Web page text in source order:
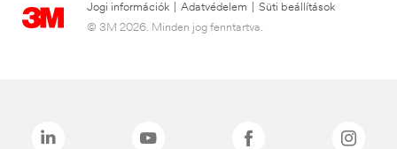
Jogi információk Adatvédelem
Süti beállítások
© 3M 2026. Minden jog fenntartva.